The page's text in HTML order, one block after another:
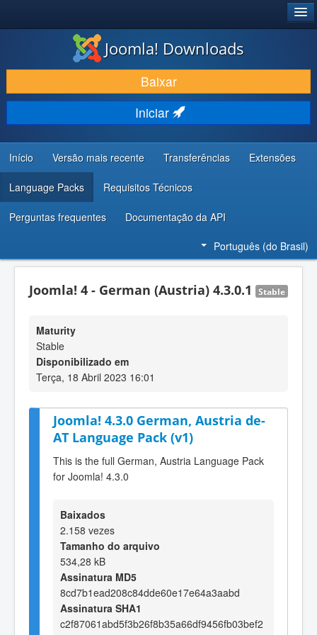
BAIXAR E APRIMORAR
DESCUBRA & APRENDA
COMUNIDADE & SUPORTE
RECURSOS PARA DESENVOLVEDORES
Joomla! Downloads
Baixar
Iniciar
Início Versão mais recente Transferências Extensões
Language Packs Requisitos Técnicos
Perguntas frequentes Documentação da API
Português (do Brasil)
Joomla! 4 - German (Austria) 4.3.0.1 Stable
Maturity
Stable
Disponibilizado em
Terça, 18 Abril 2023 16:01
Joomla! 4.3.0 German, Austria de-
AT Language Pack (v1)
This is the full German, Austria Language Pack
for Joomla! 4.3.0
Baixados
2.158 vezes
Tamanho do arquivo
534,28 kB
Assinatura MD5
8cd7b1ead208c84dde60e17e64a3aabd
Assinatura SHA1
c2f87061abd5f3b26f8b35a66df9456fb03bef2